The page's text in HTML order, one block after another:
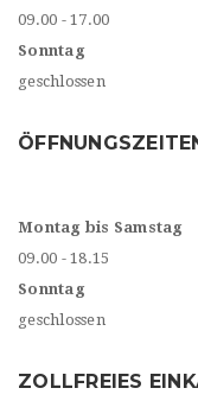
09.00 - 17.00
Sonntag
geschlossen
Montag bis Samstag
09.00 - 18.15
Sonntag
geschlossen
ZOLLFREIES